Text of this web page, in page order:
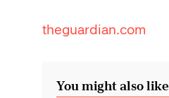
theguardian.com
You might also like